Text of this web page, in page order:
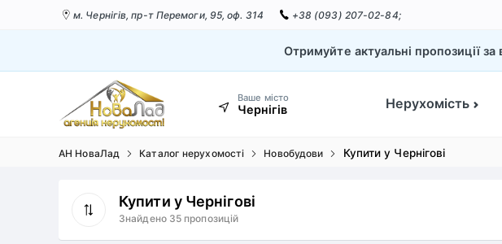
м. Чернігів, пр-т Перемоги, 95, оф. 314 +38 (093) 207-02-84;
Отримуйте актуальні пропозиції
Ваше місто
Чернігів Нерухомість
АН НоваЛад Каталог нерухомості Новобудови Купити у Чернігові
Купити у Чернігові
Знайдено 35 пропозицій